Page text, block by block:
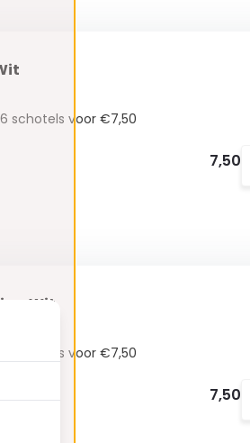
schotels voor €7,50
7,50
- Wit
schotels voor €7,50
7,50